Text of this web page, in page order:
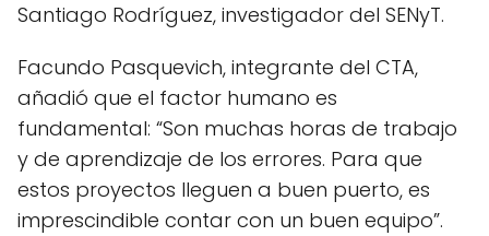
Santiago Rodríguez, investigador del SENyT.
Facundo Pasquevich, integrante del CTA,
añadió que el factor humano es
fundamental: “Son muchas horas de trabajo
y de aprendizaje de los errores. Para que
estos proyectos lleguen a buen puerto, es
imprescindible contar con un buen equipo”.